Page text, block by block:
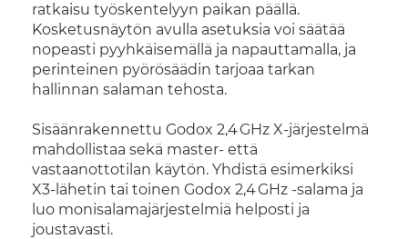
ratkaisu työskentelyyn paikan päällä.
Kosketusnäytön avulla asetuksia voi säätää
nopeasti pyyhkäisemällä ja napauttamalla, ja
perinteinen pyörösäädin tarjoaa tarkan
hallinnan salaman tehosta.
Sisäänrakennettu Godox 2,4 GHz X-järjestelmä
mahdollistaa sekä master- että
vastaanottotilan käytön. Yhdistä esimerkiksi
X3-lähetin tai toinen Godox 2,4 GHz -salama ja
luo monisalamajärjestelmiä helposti ja
joustavasti.